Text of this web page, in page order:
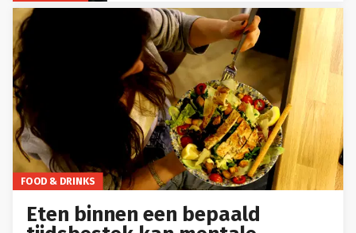
FOOD & DRINKS
Eten binnen een bepaald